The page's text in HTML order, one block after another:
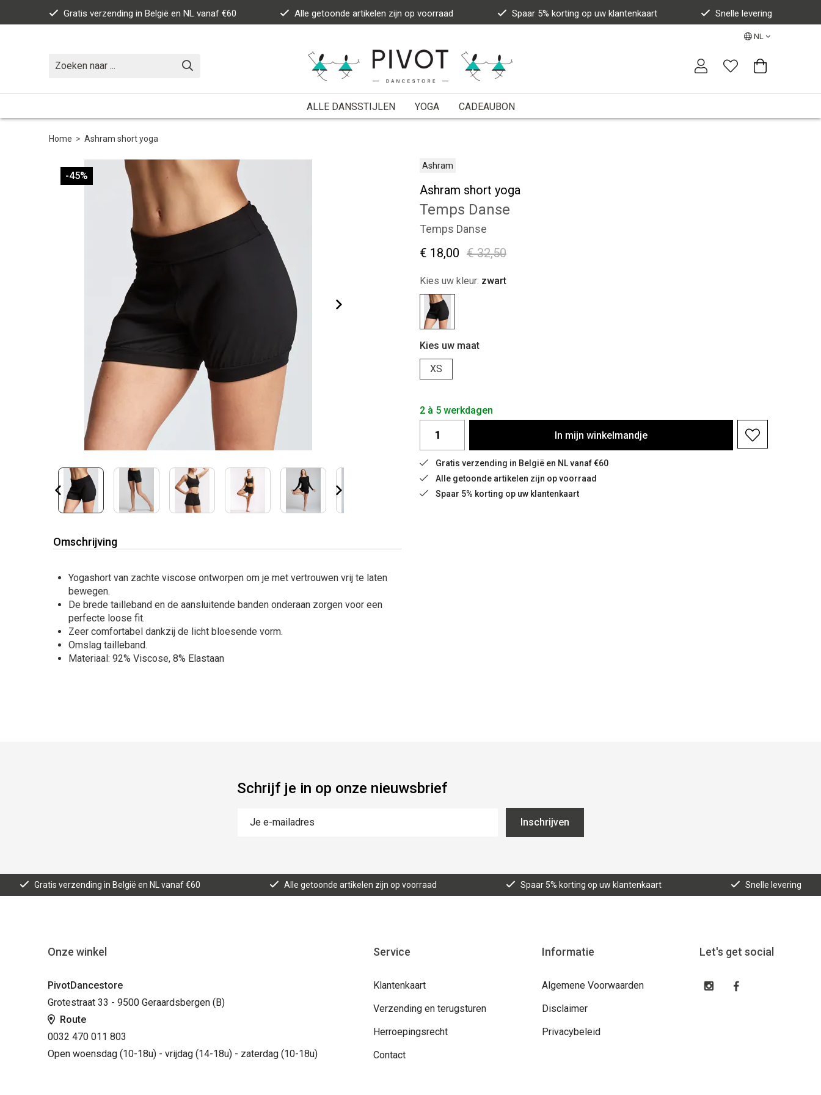
Gratis verzending in België en NL vanaf €60 Alle getoonde artikelen zijn op voorraad Spaar 5% korting op uw klantenkaart Snelle levering
NL
ALLE DANSSTIJLEN YOGA CADEAUBON
Home > Ashram short yoga
-45%
Ashram
Ashram short yoga
Temps Danse
Temps Danse
€ 32,50
€ 18,00
Kies uw kleur: zwart
Kies uw maat
XS
2 à 5 werkdagen
In mijn winkelmandje
Gratis verzending in België en NL vanaf €60
Alle getoonde artikelen zijn op voorraad
Spaar 5% korting op uw klantenkaart
Omschrijving
Yogashort van zachte viscose ontworpen om je met vertrouwen vrij te laten
bewegen.
De brede tailleband en de aansluitende banden onderaan zorgen voor een
perfecte loose fit.
Zeer comfortabel dankzij de licht bloesende vorm.
Omslag tailleband.
Materiaal: 92% Viscose, 8% Elastaan
Schrijf je in op onze nieuwsbrief
Inschrijven
Gratis verzending in België en NL vanaf €60 Alle getoonde artikelen zijn op voorraad Spaar 5% korting op uw klantenkaart Snelle levering
Onze winkel
PivotDancestore
Grotestraat 33 - 9500 Geraardsbergen (B)
Route
0032 470 011 803
Open woensdag (10-18u) - vrijdag (14-18u) - zaterdag (10-18u)
Service
Klantenkaart
Verzending en terugsturen
Herroepingsrecht
Contact
Informatie
Algemene Voorwaarden
Disclaimer
Privacybeleid
Let's get social